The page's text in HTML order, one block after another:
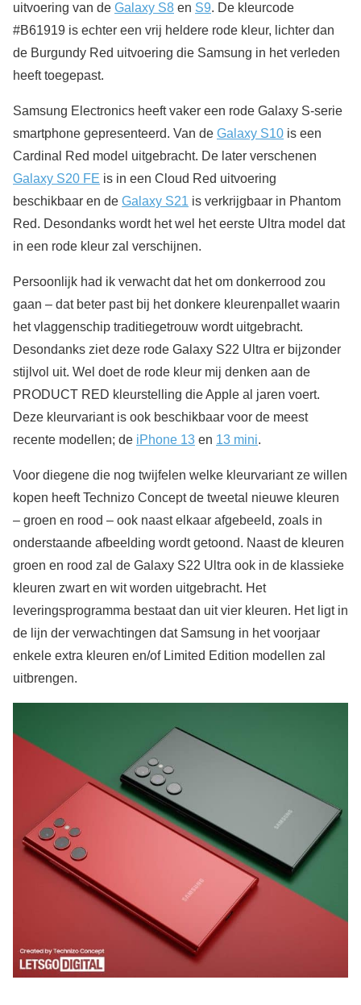
uitvoering van de Galaxy S8 en S9. De kleurcode
#B61919 is echter een vrij heldere rode kleur, lichter dan
de Burgundy Red uitvoering die Samsung in het verleden
heeft toegepast.
Samsung Electronics heeft vaker een rode Galaxy S-serie
smartphone gepresenteerd. Van de Galaxy S10 is een
Cardinal Red model uitgebracht. De later verschenen
Galaxy S20 FE is in een Cloud Red uitvoering
beschikbaar en de Galaxy S21 is verkrijgbaar in Phantom
Red. Desondanks wordt het wel het eerste Ultra model dat
in een rode kleur zal verschijnen.
Persoonlijk had ik verwacht dat het om donkerrood zou
gaan – dat beter past bij het donkere kleurenpallet waarin
het vlaggenschip traditiegetrouw wordt uitgebracht.
Desondanks ziet deze rode Galaxy S22 Ultra er bijzonder
stijlvol uit. Wel doet de rode kleur mij denken aan de
PRODUCT RED kleurstelling die Apple al jaren voert.
Deze kleurvariant is ook beschikbaar voor de meest
recente modellen; de iPhone 13 en 13 mini.
Voor diegene die nog twijfelen welke kleurvariant ze willen
kopen heeft Technizo Concept de tweetal nieuwe kleuren
– groen en rood – ook naast elkaar afgebeeld, zoals in
onderstaande afbeelding wordt getoond. Naast de kleuren
groen en rood zal de Galaxy S22 Ultra ook in de klassieke
kleuren zwart en wit worden uitgebracht. Het
leveringsprogramma bestaat dan uit vier kleuren. Het ligt in
de lijn der verwachtingen dat Samsung in het voorjaar
enkele extra kleuren en/of Limited Edition modellen zal
uitbrengen.